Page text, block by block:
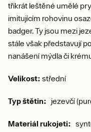
třikrát leštěné umělé
imitujícím rohovinu
badger. Ty jsou mezi
stále však představují
nanášení mýdla či
Velikost: střední
Typ štětin: jezevčí
Materiál rukojeti: